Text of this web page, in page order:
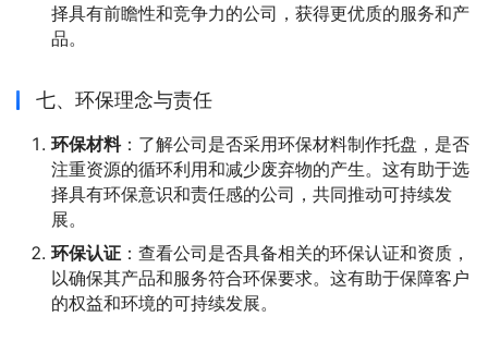
择具有前瞻性和竞争力的公司，获得更优质的服务和产
品。
七、环保理念与责任
环保材料：了解公司是否采用环保材料制作托盘，是否
注重资源的循环利用和减少废弃物的产生。这有助于选
择具有环保意识和责任感的公司，共同推动可持续发
展。
环保认证 ：查看公司是否具备相关的环保认证和资质，
以确保其产品和服务符合环保要求。这有助于保障客户
的权益和环境的可持续发展。